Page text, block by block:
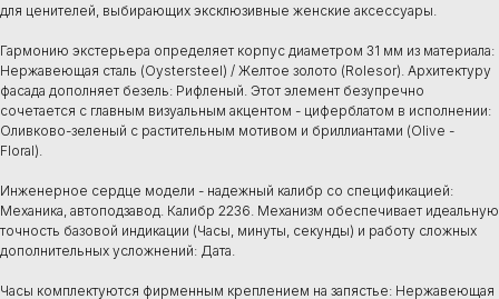
для ценителей, выбирающих эксклюзивные женские аксессуары.
Гармонию экстерьера определяет корпус диаметром 31 мм из материала:
Нержавеющая сталь (Oystersteel) / Желтое золото (Rolesor). Архитектуру
фасада дополняет безель: Рифленый. Этот элемент безупречно
сочетается с главным визуальным акцентом - циферблатом в исполнении:
Оливково-зеленый с растительным мотивом и бриллиантами (Olive -
Floral).
Инженерное сердце модели - надежный калибр со спецификацией:
Механика, автоподзавод. Калибр 2236. Механизм обеспечивает идеальную
точность базовой индикации (Часы, минуты, секунды) и работу сложных
дополнительных усложнений: Дата.
Часы комплектуются фирменным креплением на запястье: Нержавеющая